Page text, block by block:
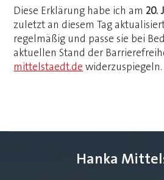
Diese Erklärung habe ich am 20.
zuletzt an diesem Tag
regelmäßig und passe sie bei
aktuellen Stand der
mittelstaedt.de widerzuspiegeln.
Hanka